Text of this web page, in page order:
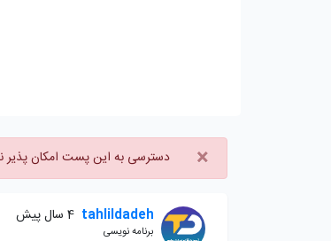
× دسترسی به این پست امکان پذیر
tahlildadeh 4 سال پیش
برنامه نویسی